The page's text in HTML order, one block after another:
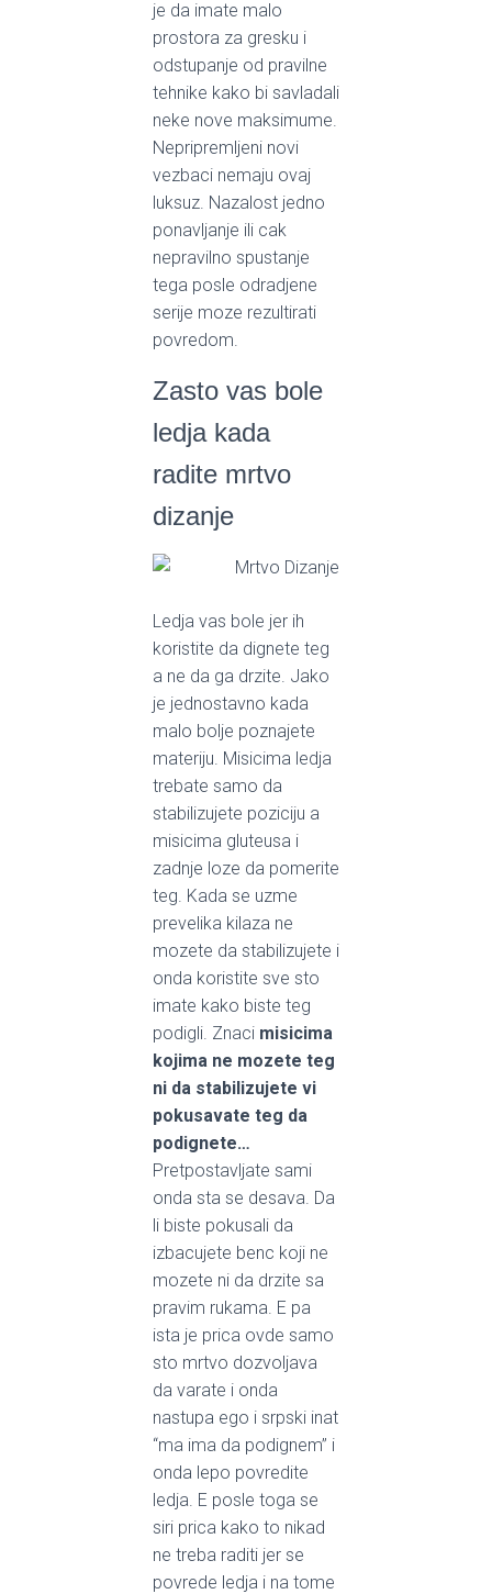
je da imate malo
prostora za gresku i
odstupanje od pravilne
tehnike kako bi savladali
neke nove maksimume.
Nepripremljeni novi
vezbaci nemaju ovaj
luksuz. Nazalost jedno
ponavljanje ili cak
nepravilno spustanje
tega posle odradjene
serije moze rezultirati
povredom.
Zasto vas bole
ledja kada
radite mrtvo
dizanje
Ledja vas bole jer ih
koristite da dignete teg
a ne da ga drzite. Jako
je jednostavno kada
malo bolje poznajete
materiju. Misicima ledja
trebate samo da
stabilizujete poziciju a
misicima gluteusa i
zadnje loze da pomerite
teg. Kada se uzme
prevelika kilaza ne
mozete da stabilizujete i
onda koristite sve sto
imate kako biste teg
podigli. Znaci misicima
kojima ne mozete teg
ni da stabilizujete vi
pokusavate teg da
podignete…
Pretpostavljate sami
onda sta se desava. Da
li biste pokusali da
izbacujete benc koji ne
mozete ni da drzite sa
pravim rukama. E pa
ista je prica ovde samo
sto mrtvo dozvoljava
da varate i onda
nastupa ego i srpski inat
“ma ima da podignem” i
onda lepo povredite
ledja. E posle toga se
siri prica kako to nikad
ne treba raditi jer se
povrede ledja i na tome